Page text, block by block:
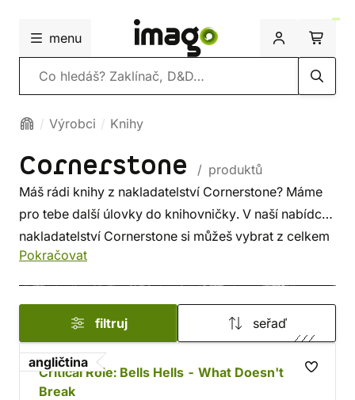
menu
Vyhledávání
Výrobci Knihy
Cornerstone
/ produktů
Máš rádi knihy z nakladatelství Cornerstone? Máme
pro tebe další úlovky do knihovničky. V naší nabídce
nakladatelství Cornerstone si můžeš vybrat z celkem
1 titulu. Najdeš zde i díla oblíbených autorů, jako je
z kategorieZahraniční fantasy.
Pokračovat
filtruj seřaď
angličtina
Critical Role: Bells Hells - What Doesn't
Break